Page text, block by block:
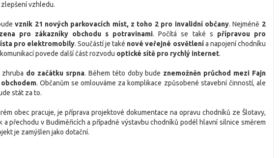
vzhledu.
vznik 21 nových parkovacích míst, z toho 2 pro invalidní občany. Nejméně 2
pro zákazníky obchodu s potravinami. Počítá se také s přípravou pro
pro elektromobily. Součástí je také nové veřejné osvětlenía napojení chodníku
povede další část rozvodu optické sítě pro rychlý internet.
zhruba do začátku srpna. Během této doby bude znemožněn průchod mezi Fajn
. Občanům se omlouváme za komplikace způsobené stavební činností, ale
stát za to.
obec pracuje, je příprava projektové dokumentace na opravu chodníků ze Šlotavy,
a přechodu v Budiměřicích a případně výstavbu chodníků podél hlavní silnice směrem
je zamýšlen jako dotační.